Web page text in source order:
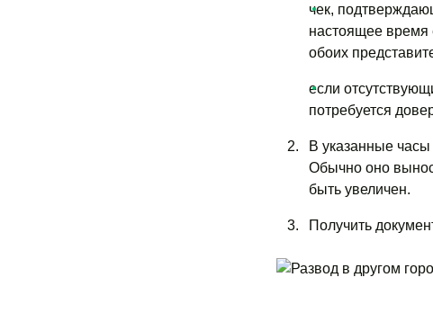
чек,
настоящее время
обоих
если
потребуется
В указанные
Обычно оно
быть увеличен.
Получить